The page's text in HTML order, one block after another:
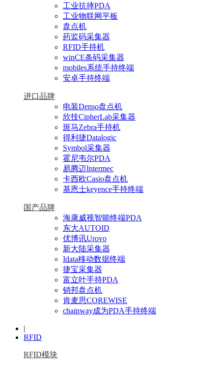
工业抗摔PDA
工业物联网平板
盘点机
药监码采集器
RFID手持机
winCE条码采集器
mobiles系统手持终端
安卓手持终端
进口品牌
电装Denso盘点机
欣技CipherLab采集器
斑马Zebra手持机
得利捷Datalogic
Symbol采集器
霍尼韦尔PDA
易腾迈Intermec
卡西欧Casio盘点机
基恩士keyence手持终端
国产品牌
海康威视智能终端PDA
东大AUTOID
优博讯Urovo
新大陆采集器
Idata移动数据终端
捷宝采集器
富立叶手持PDA
销邦盘点机
肯麦思COREWISE
chainway成为PDA手持终端
|
RFID
RFID模块